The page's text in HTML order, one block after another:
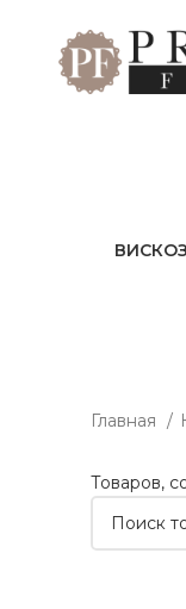
Главная
Товаров,